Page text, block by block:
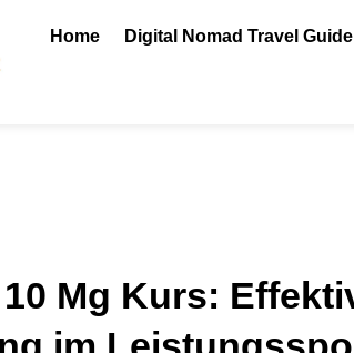
Home Digital Nomad Travel Guide
Mg Kurs: